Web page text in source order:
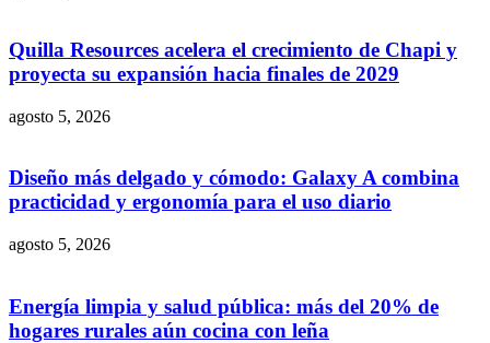
Quilla Resources acelera el crecimiento de Chapi y
proyecta su expansión hacia finales de 2029
agosto 5, 2026
Diseño más delgado y cómodo: Galaxy A combina
practicidad y ergonomía para el uso diario
agosto 5, 2026
Energía limpia y salud pública: más del 20% de
hogares rurales aún cocina con leña